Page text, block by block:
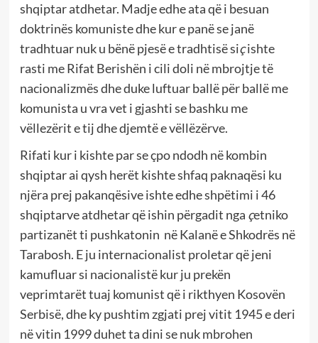
shqiptar atdhetar. Madje edhe ata që i besuan
doktrinës komuniste dhe kur e panë se janë
tradhtuar nuk u bënë pjesë e tradhtisë siçishte
rasti me Rifat Berishën i cili doli në mbrojtje të
nacionalizmës dhe duke luftuar ballë për ballë me
komunista u vra vet i gjashti se bashku me
vëllezërit e tij dhe djemtë e vëllëzërve.
Rifati kur i kishte par se çpo ndodh në kombin
shqiptar ai qysh herët kishte shfaq paknaqësi ku
njëra prej pakanqësive ishte edhe shpëtimi i 46
shqiptarve atdhetar që ishin përgadit nga çetniko
partizanët ti pushkatonin në Kalanë e Shkodrës në
Tarabosh. E ju internacionalist proletar që jeni
kamufluar si nacionalistë kur ju prekën
veprimtarët tuaj komunist që i rikthyen Kosovën
Serbisë, dhe ky pushtim zgjati prej vitit 1945 e deri
në vitin 1999 duhet ta dini se nuk mbrohen